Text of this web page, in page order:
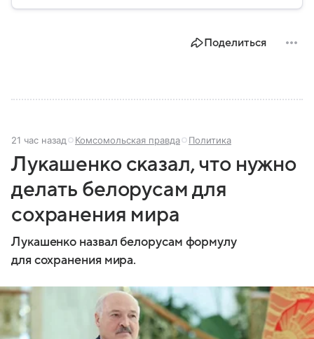
Поделиться
21 час назад Комсомольская правда Политика
Лукашенко сказал, что нужно
делать белорусам для
сохранения мира
Лукашенко назвал белорусам формулу
для сохранения мира.